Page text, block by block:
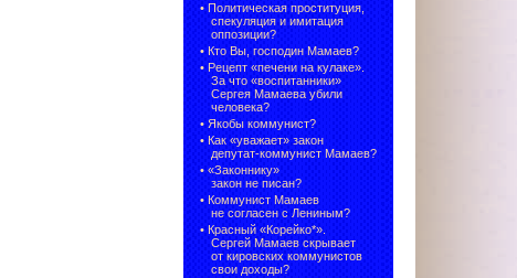
• Политическая проституция,
спекуляция и имитация
оппозиции?
• Кто Вы, господин Мамаев?
• Рецепт «печени на кулаке».
За что «воспитанники»
Сергея Мамаева убили
человека?
• Якобы коммунист?
• Как «уважает» закон
депутат-коммунист Мамаев?
• «Законнику»
закон не писан?
• Коммунист Мамаев
не согласен с Лениным?
• Красный «Корейко*».
Сергей Мамаев скрывает
от кировских коммунистов
свои доходы?